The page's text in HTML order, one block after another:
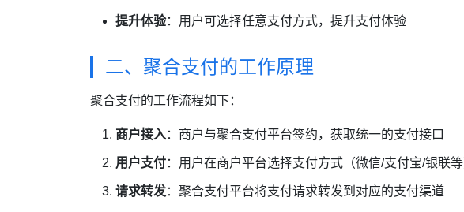
提升体验：用户可选择任意支付方式，提升支付体验
二、聚合支付的工作原理
聚合支付的工作流程如下：
商户接入：商户与聚合支付平台签约，获取统一的支付接口
用户支付：用户在商户平台选择支付方式（微信/支付宝/银联等
请求转发：聚合支付平台将支付请求转发到对应的支付渠道